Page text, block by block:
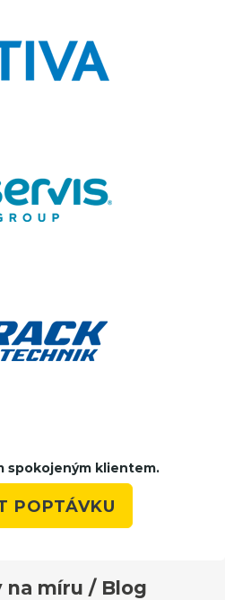
spokojeným klientem.
POPTÁVKU
na míru / Blog